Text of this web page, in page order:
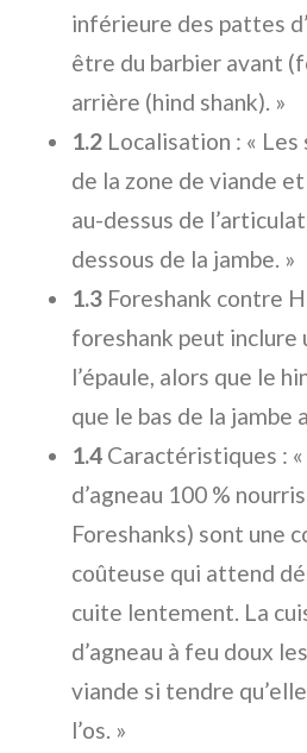
inférieure des pattes
être du barbier avant
arrière (hind shank). »
1.2 Localisation : «
de la zone de viande
au-dessus de
dessous de la jambe. »
1.3 Foreshank contre
foreshank peut inclure
l’épaule, alors que le
que le bas de la jambe
1.4 Caractéristiques :
d’agneau 100 %
Foreshanks) sont une
coûteuse qui attend
cuite lentement. La
d’agneau à feu doux
viande si tendre
l’os. »